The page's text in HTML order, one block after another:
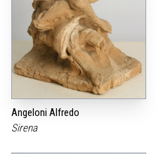
Angeloni Alfredo
Sirena